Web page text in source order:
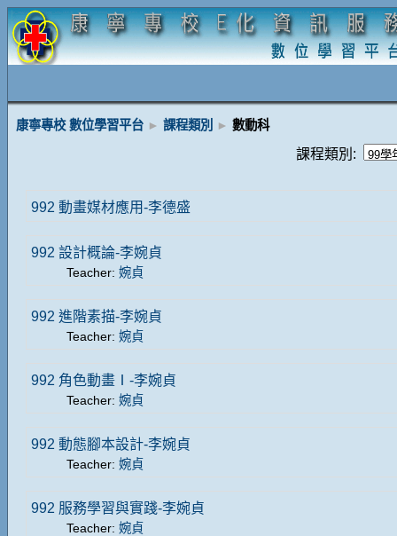
康寧專校 數位學習平台 ► 課程類別 ► 數動科
課程類別:
992 動畫媒材應用-李德盛
992 設計概論-李婉貞
Teacher: 婉貞
992 進階素描-李婉貞
Teacher: 婉貞
992 角色動畫Ⅰ-李婉貞
Teacher: 婉貞
992 動態腳本設計-李婉貞
Teacher: 婉貞
992 服務學習與實踐-李婉貞
Teacher: 婉貞